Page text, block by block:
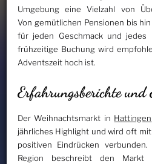
Umgebung eine Vielzahl von
Von gemütlichen Pensionen bis
für jeden Geschmack und jedes
frühzeitige Buchung wird
Adventszeit hoch ist.
Erfahrungsberichte und
Der Weihnachtsmarkt in Hattingen
jährliches Highlight und wird oft
positiven Eindrücken
Region beschreibt den Markt